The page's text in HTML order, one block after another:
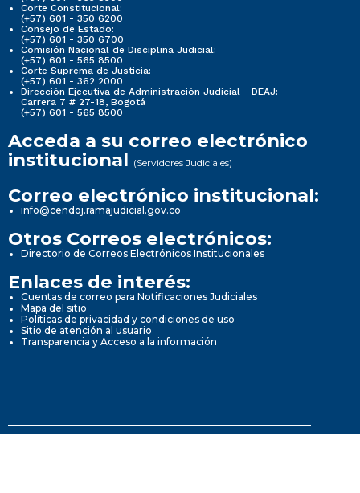
Corte Constitucional:
(+57) 601 - 350 6200
Consejo de Estado:
(+57) 601 - 350 6700
Comisión Nacional de Disciplina Judicial:
(+57) 601 - 565 8500
Corte Suprema de Justicia:
(+57) 601 - 362 2000
Dirección Ejecutiva de Administración Judicial - DEAJ:
Carrera 7 # 27-18, Bogotá
(+57) 601 - 565 8500
Acceda a su correo electrónico
institucional (Servidores Judiciales)
Correo electrónico institucional:
info@cendoj.ramajudicial.gov.co
Otros Correos electrónicos:
Directorio de Correos Electrónicos Institucionales
Enlaces de interés:
Cuentas de correo para Notificaciones Judiciales
Mapa del sitio
Políticas de privacidad y condiciones de uso
Sitio de atención al usuario
Transparencia y Acceso a la información